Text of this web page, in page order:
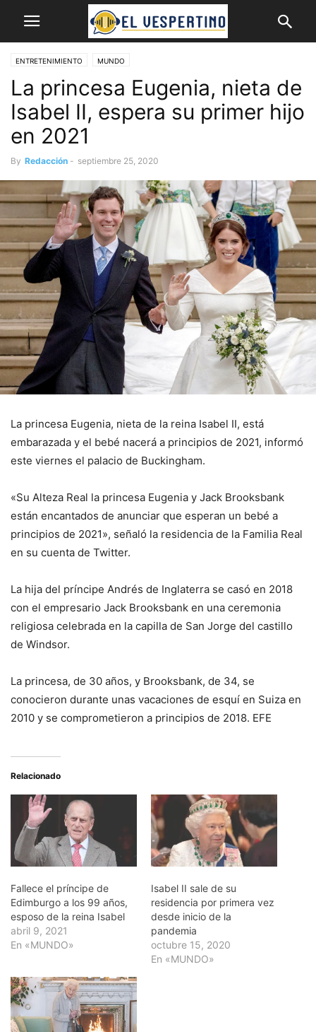
ENTRETENIMIENTO MUNDO
La princesa Eugenia, nieta de
Isabel II, espera su primer hijo
en 2021
By Redacción - septiembre 25, 2020
La princesa Eugenia, nieta de la reina Isabel II, está
embarazada y el bebé nacerá a principios de 2021, informó
este viernes el palacio de Buckingham.
«Su Alteza Real la princesa Eugenia y Jack Brooksbank
están encantados de anunciar que esperan un bebé a
principios de 2021», señaló la residencia de la Familia Real
en su cuenta de Twitter.
La hija del príncipe Andrés de Inglaterra se casó en 2018
con el empresario Jack Brooksbank en una ceremonia
religiosa celebrada en la capilla de San Jorge del castillo
de Windsor.
La princesa, de 30 años, y Brooksbank, de 34, se
conocieron durante unas vacaciones de esquí en Suiza en
2010 y se comprometieron a principios de 2018. EFE
Relacionado
Fallece el príncipe de
Edimburgo a los 99 años,
esposo de la reina Isabel
abril 9, 2021
En «MUNDO»
Isabel II sale de su
residencia por primera vez
desde inicio de la
pandemia
octubre 15, 2020
En «MUNDO»